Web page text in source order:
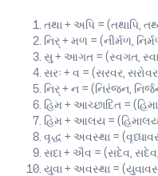
તથા + અપિ = (તથાપિ,
નિર્ + મળ = (નીર્મળ,
સુ + આગત = (સ્વગત,
સરઃ + વ = (સરવર,
નિર્ + ન = (નિરંજન,
હિમ + આચ્છાદિત =
હિમ + આલય =
વૃદ્ધ + અવસ્થા =
સદા + ઐવ = (સદેવ,
યુવા + અવસ્થા =